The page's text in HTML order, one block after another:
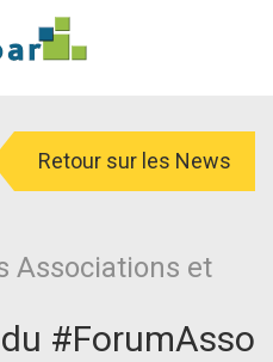
Retour sur les News
Associations et
#ForumAsso